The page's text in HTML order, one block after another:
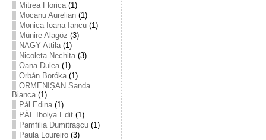
Mitrea Florica(1)
Mocanu Aurelian(1)
Monica Ioana Iancu(1)
Münire Alagöz (3)
NAGY Attila(1)
Nicoleta Nechita(3)
Oana Dulea(1)
Orbán Boróka(1)
ORMENIȘAN Sanda
Bianca(1)
Pál Edina(1)
PÁL Ibolya Edit(1)
Pamfilia Dumitraşcu(1)
Paula Loureiro(3)